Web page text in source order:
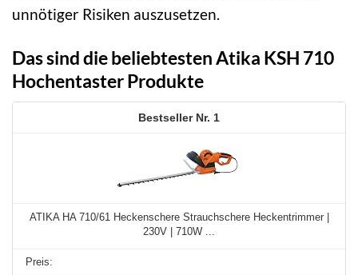
unnötiger Risiken auszusetzen.
Das sind die beliebtesten Atika KSH 710
Hochentaster Produkte
1
ATIKA HA 710/61 Heckenschere Strauchschere Heckentrimmer |
230V | 710W ...